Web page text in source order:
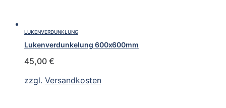
LUKENVERDUNKLUNG
Lukenverdunkelung 600x600mm
45,00 €
zzgl. Versandkosten